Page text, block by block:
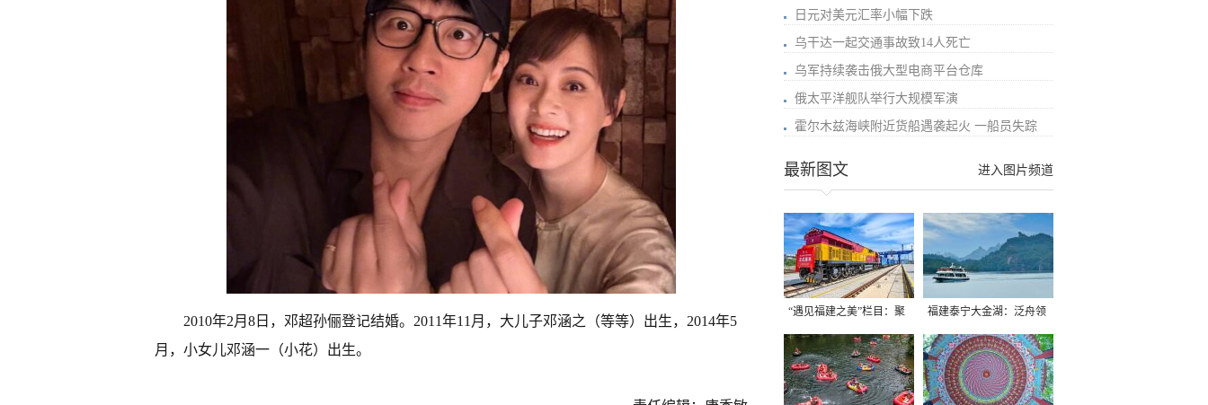
2010年2月8日，邓超孙俪登记结婚。2011年11月，大儿子邓涵之（等等）出生，2014年5
月，小女儿邓涵一（小花）出生。
日元对美元汇率小幅下跌
乌干达一起交通事故致14人死亡
乌军持续袭击俄大型电商平台仓库
俄太平洋舰队举行大规模军演
霍尔木兹海峡附近货船遇袭起火 一船员失踪
进入图片频道
最新图文
“遇见福建之美”栏目：聚
焦福建一周大事记
福建泰宁大金湖：泛舟领
略水上丹霞独特风光